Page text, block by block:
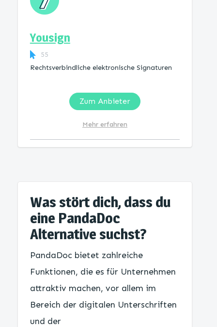
Yousign
55
Rechtsverbindliche elektronische Signaturen
Zum Anbieter
Mehr erfahren
Was stört dich, dass du
eine PandaDoc
Alternative suchst?
PandaDoc bietet zahlreiche
Funktionen, die es für Unternehmen
attraktiv machen, vor allem im
Bereich der digitalen Unterschriften
und der